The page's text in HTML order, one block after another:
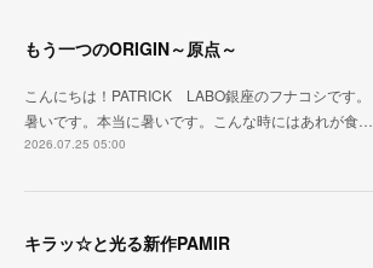
もう一つのORIGIN～原点～
こんにちは！PATRICK LABO銀座のフナコシです。
暑いです。本当に暑いです。こんな時にはあれが食…
2026.07.25 05:00
キラッ☆と光る新作PAMIR